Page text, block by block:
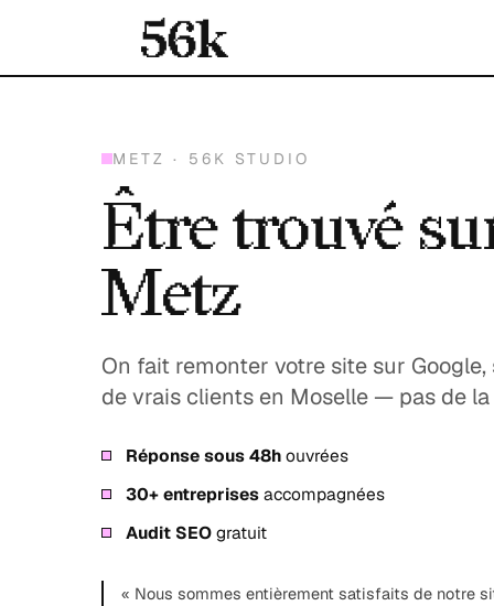
METZ · 56K STUDIO
Être trouvé
Metz
On fait remonter votre site sur
de vrais clients en Moselle — pas de
Réponse sous 48houvrées
30+ entreprisesaccompagnées
Audit SEOgratuit
« Nous sommes entièrement satisfaits de notre